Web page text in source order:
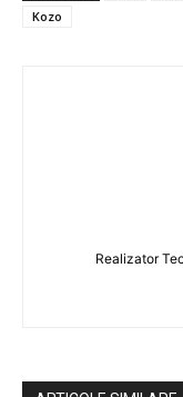
Kozo
Realizator